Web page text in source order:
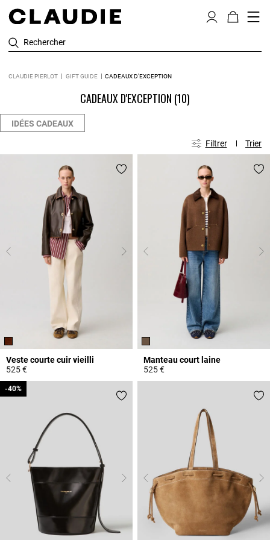
Rechercher
CLAUDIE PIERLOT GIFT GUIDE CADEAUX D'EXCEPTION
CADEAUX D'EXCEPTION (10)
IDÉES CADEAUX
Filtrer Trier
Veste courte cuir vieilli
525 €
Manteau court laine
525 €
-40%
-40%